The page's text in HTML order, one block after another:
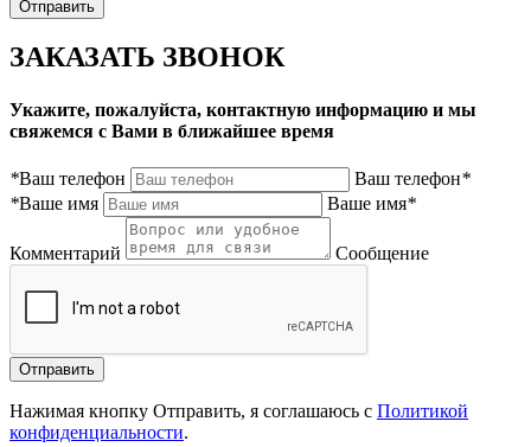
ЗАКАЗАТЬ ЗВОНОК
Укажите, пожалуйста, контактную информацию и мы
свяжемся с Вами в ближайшее время
*Ваш телефон Ваш телефон*
*Ваше имя Ваше имя*
Комментарий Сообщение
Нажимая кнопку Отправить, я соглашаюсь с Политикой
конфиденциальности.